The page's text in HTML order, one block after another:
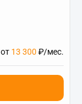
от 13 300 ₽/мес.